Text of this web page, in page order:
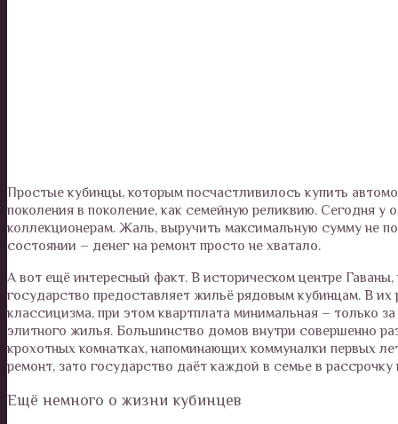
Простые кубинцы, которым посчастливилось купить
поколения в поколение, как семейную реликвию. Сегодня
коллекционерам. Жаль, выручить максимальную сумму не
состоянии – денег на ремонт просто не хватало.
А вот ещё интересный факт. В историческом центре
государство предоставляет жильё рядовым кубинцам. В
классицизма, при этом квартплата минимальная – только
элитного жилья. Большинство домов внутри совершенно
крохотных комнатках, напоминающих коммуналки первых
ремонт, зато государство даёт каждой в семье в
Ещё немного о жизни кубинцев